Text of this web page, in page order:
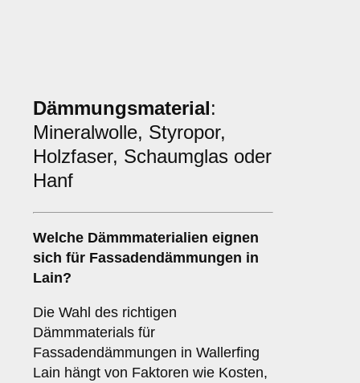
Dämmungsmaterial:
Mineralwolle, Styropor,
Holzfaser, Schaumglas oder
Hanf
Welche Dämmmaterialien eignen
sich für Fassadendämmungen in
Lain?
Die Wahl des richtigen
Dämmmaterials für
Fassadendämmungen in Wallerfing
Lain hängt von Faktoren wie Kosten,